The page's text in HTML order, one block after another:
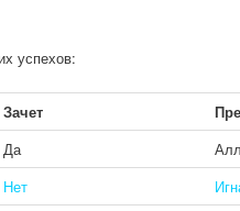
успехов:
Зачет
Да
Нет